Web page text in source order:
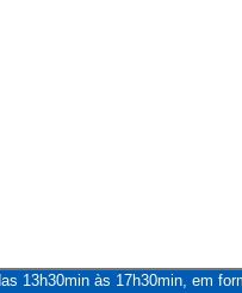
13h30min às 17h30min, em